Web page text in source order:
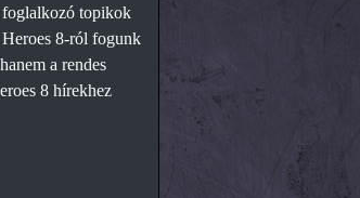
foglalkozó topikok
8-ról fogunk
a rendes
8 hírekhez